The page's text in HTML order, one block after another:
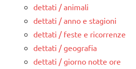
dettati / animali
dettati / anno e stagioni
dettati / feste e ricorrenze
dettati / geografia
dettati / giorno notte ore